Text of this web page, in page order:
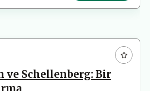
ve Schellenberg: Bir